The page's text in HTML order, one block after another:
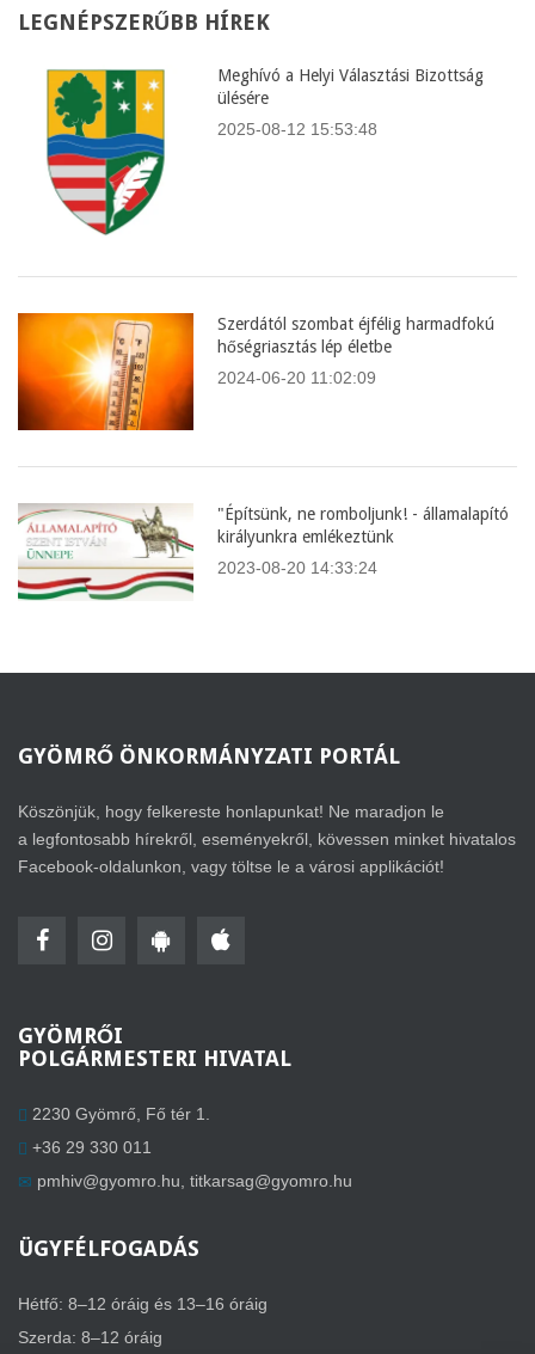
LEGNÉPSZERŰBB HÍREK
Meghívó a Helyi Választási Bizottság
ülésére
2025-08-12 15:53:48
Szerdától szombat éjfélig harmadfokú
hőségriasztás lép életbe
2024-06-20 11:02:09
"Építsünk, ne romboljunk! - államalapító
királyunkra emlékeztünk
2023-08-20 14:33:24
GYÖMRŐ ÖNKORMÁNYZATI PORTÁL
Köszönjük, hogy felkereste honlapunkat! Ne maradjon le
a legfontosabb hírekről, eseményekről, kövessen minket hivatalos
Facebook-oldalunkon, vagy töltse le a városi applikációt!
GYÖMRŐI
POLGÁRMESTERI HIVATAL
2230 Gyömrő, Fő tér 1.
+36 29 330 011
pmhiv@gyomro.hu titkarsag@gyomro.hu
ÜGYFÉLFOGADÁS
Hétfő: 8–12 óráig és 13–16 óráig
Szerda: 8–12 óráig